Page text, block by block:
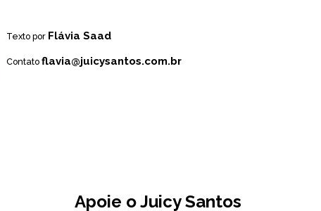
Texto por Flávia Saad
Contato flavia@juicysantos.com.br
Apoie o Juicy Santos